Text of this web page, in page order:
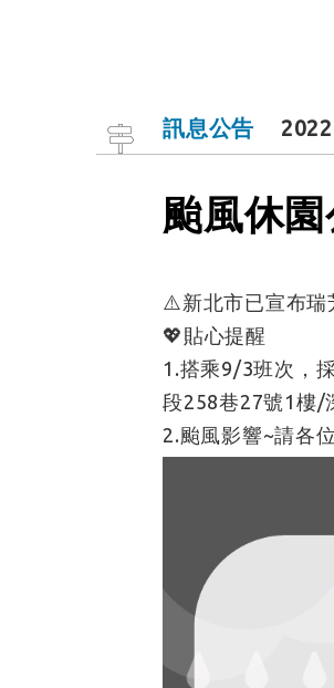
訊息公告
颱風休
⚠️新北市已宣布瑞
💖貼心提醒
1.搭乘9/3班次，
段258巷27號1樓/
2.颱風影響~請各